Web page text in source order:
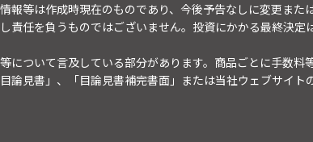
報等は作成時現在のものであり、今後予告なしに変更また
責任を負うものではございません。投資にかかる最終決
について言及している部分があります。商品ごとに手数料
論見書」、「目論見書補完書面」または当社ウェブサイト